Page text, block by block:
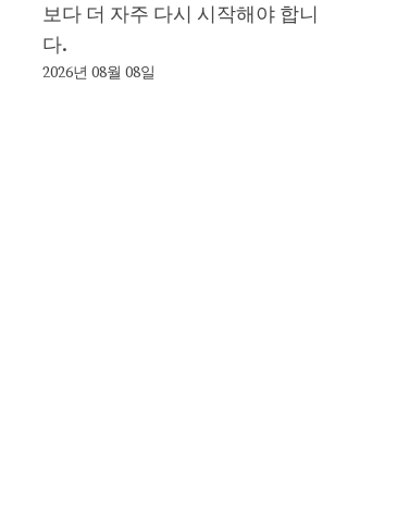
보다 더 자주 다시 시작해야 합니
다.
2026년 08월 08일